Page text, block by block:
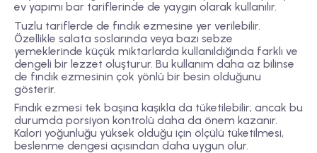
ev yapımı bar tariflerinde de yaygın olarak kullanılır.
Tuzlu tariflerde de fındık ezmesine yer verilebilir.
Özellikle salata soslarında veya bazı sebze
yemeklerinde küçük miktarlarda kullanıldığında farklı ve
dengeli bir lezzet oluşturur. Bu kullanım daha az bilinse
de fındık ezmesinin çok yönlü bir besin olduğunu
gösterir.
Fındık ezmesi tek başına kaşıkla da tüketilebilir; ancak bu
durumda porsiyon kontrolü daha da önem kazanır.
Kalori yoğunluğu yüksek olduğu için ölçülü tüketilmesi,
beslenme dengesi açısından daha uygun olur.